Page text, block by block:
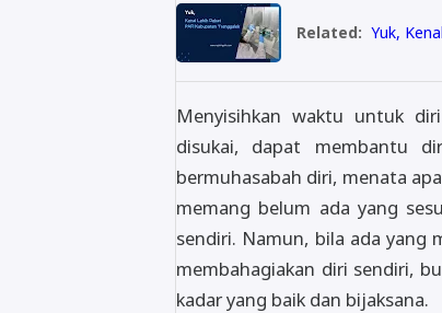
Related: Yuk,
Menyisihkan waktu untuk
disukai, dapat membantu
bermuhasabah diri, menata
memang belum ada yang
sendiri. Namun, bila ada yang
membahagiakan diri sendiri,
kadar yang baik dan bijaksana.